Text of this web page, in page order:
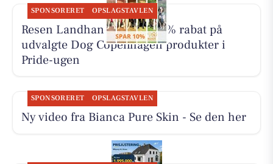
SPONSORERET OPSLAGSTAVLEN
Resen Landhandel giver 10% rabat på
udvalgte Dog Copenhagen produkter i
Pride-ugen
SPONSORERET OPSLAGSTAVLEN
Ny video fra Bianca Pure Skin - Se den her